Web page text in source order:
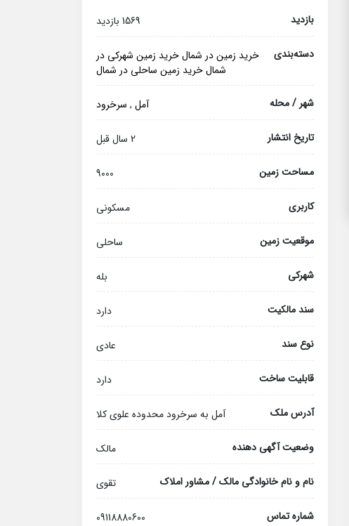
بازدید 1569 بازدید
دسته‌بندی خرید زمین در شمالخرید زمین شهرکی در
شمالخرید زمین ساحلی در شمال
شهر / محله آمل , سرخرود
تاریخ انتشار 2 سال قبل
مساحت زمین 9000
کاربری مسکونی
موقعیت زمین ساحلی
شهرکی بله
سند مالکیت دارد
نوع سند عادی
قابلیت ساخت دارد
آدرس ملک آمل به سرخرود محدوده علوی کلا
وضعیت آگهی دهنده مالک
نام و نام خانوادگی مالک / مشاور املاک تقوی
شماره تماس 09118880600